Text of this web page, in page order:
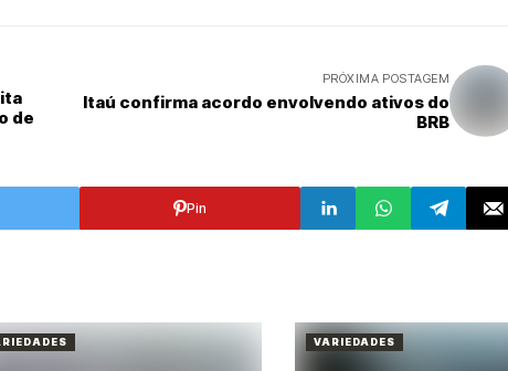
de
PRÓXIMA POSTAGEM
Itaú confirma acordo envolvendo ativos do
BRB
Pin
VARIEDADES